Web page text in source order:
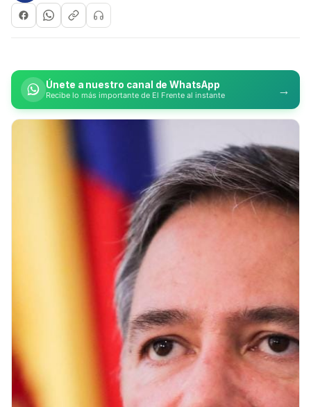
Únete a nuestro canal de WhatsApp
Recibe lo más importante de El Frente al instante →